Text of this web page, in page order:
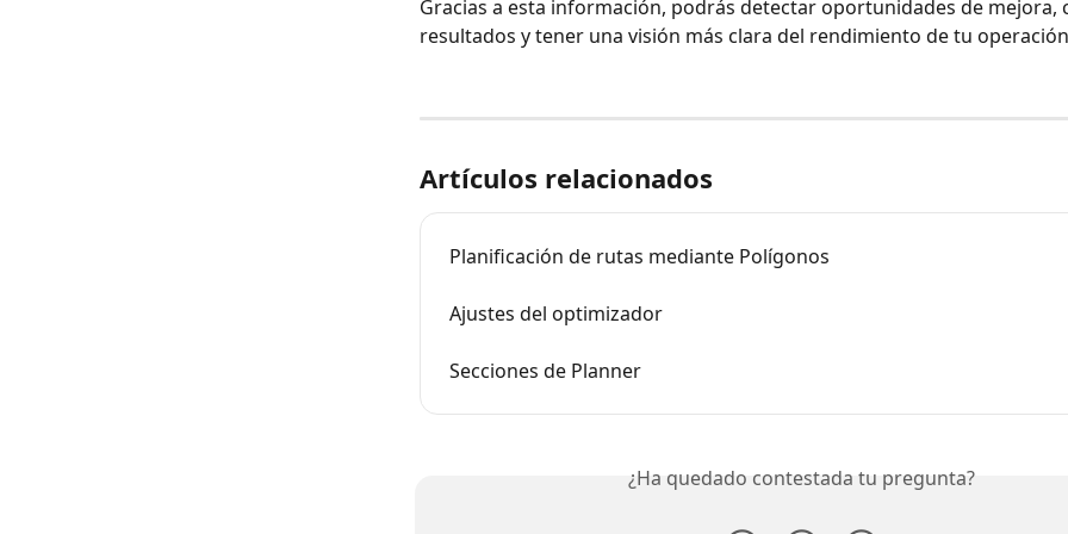
Gracias a esta información, podrás detectar oportunidades de mejora,
resultados y tener una visión más clara del rendimiento de tu
Artículos relacionados
Planificación de rutas mediante Polígonos
Ajustes del optimizador
Secciones de Planner
¿Ha quedado contestada tu pregunta?